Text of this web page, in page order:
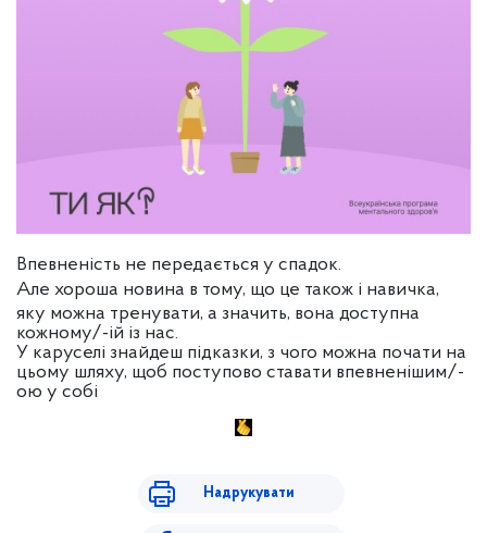
Впевненість не передається у спадок.
Але хороша новина в тому, що це також і навичка,
яку можна тренувати, а значить, вона доступна
кожному/-ій із нас.
У каруселі знайдеш підказки, з чого можна почати на
цьому шляху, щоб поступово ставати впевненішим/-
ою у собі
Надрукувати